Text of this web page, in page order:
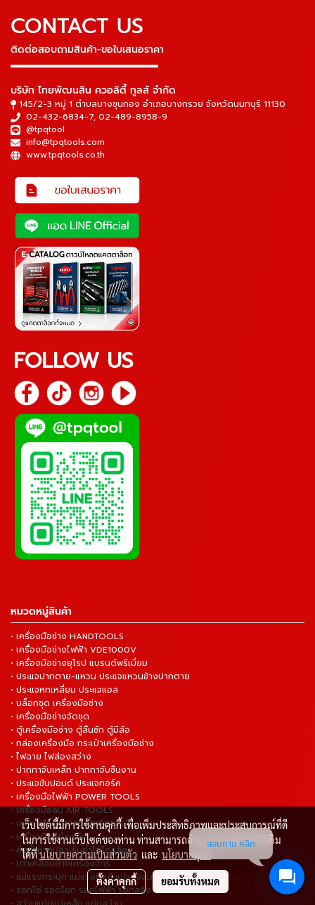
CONTACT US
ติดต่อสอบถามสินค้า-ขอใบเสนอราคา
▬▬▬▬▬▬▬▬▬▬▬▬▬▬▬
บริษัท ไทยพัฒนสิน ควอลิตี้ ทูลส์ จำกัด
145/2-3 หมู่ 1 ตำบลบางขุนกอง อำเภอบางกรวย จังหวัดนนทบุรี 11130
02-432-6834-7, 02-489-8958-9
@tpqtool
info@tpqtools.com
www.tpqtools.co.th
FOLLOW US
หมวดหมู่สินค้า
• เครื่องมือช่าง HANDTOOLS
• เครื่องมือช่างไฟฟ้า VDE1000V
• เครื่องมือช่างยุโรป แบรนด์พรีเมี่ยม
• ประแจปากตาย-แหวน ประแจแหวนข้างปากตาย
• ประแจหกเหลี่ยม ประแจแอล
• บล็อกชุด เครื่องมือช่าง
• เครื่องมือช่างจัดชุด
• ตู้เครื่องมือช่าง ตู้ลิ้นชัก ตู้มีล้อ
• กล่องเครื่องมือ กระเป๋าเครื่องมือช่าง
• ไฟฉาย ไฟส่องสว่าง
• ปากกาจับเหล็ก ปากกาจับชิ้นงาน
• ประแจขันปอนด์ ประแจทอร์ค
• เครื่องมือไฟฟ้า POWER TOOLS
• เครื่องมือลม AIR TOOLS
• เครื่องมืออัดจารบี ปั๊มอัดจารบี
• เครื่องมือไฮโดรลิค
• คีมย้ำหางปลา คีมย้ำไฮโดรลิค
• เต่าเคลื่อนย้ายเครื่องจักร
• แม่แรงกระปุก แม่แรงตะเข้ แม่แรงลม
• รอกโซ่ รอดโยก รอกไฟฟ้า รอกสลิง
เว็บไซต์นี้มีการใช้งานคุกกี้ เพื่อเพิ่มประสิทธิภาพและประสบการณ์ที่ดี
ในการใช้งานเว็บไซต์ของท่าน ท่านสามารถอ่านรายละเอียดเพิ่มเติม
ได้ที่นโยบายความเป็นส่วนตัว และ นโยบายคุกกี้
ตั้งค่าคุกกี้ ยอมรับทั้งหมด
สอบถาม คลิก